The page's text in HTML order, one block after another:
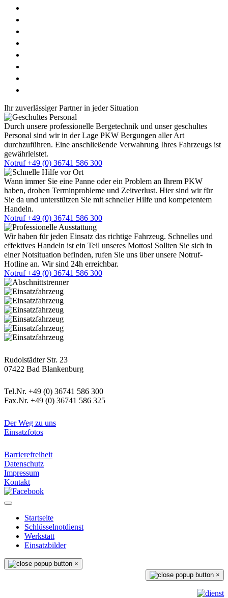
Ihr zuverlässiger Partner in jeder Situation
Durch unsere professionelle Bergetechnik und unser geschultes
Personal sind wir in der Lage PKW Bergungen aller Art
durchzuführen. Eine anschließende Verwahrung Ihres Fahrzeugs ist
gewährleistet.
Notruf +49 (0) 36741 586 300
Wann immer Sie eine Panne oder ein Problem an Ihrem PKW
haben, drohen Terminprobleme und Zeitverlust. Hier sind wir für
Sie da und unterstützen Sie mit schneller Hilfe und kompetentem
Handeln.
Notruf +49 (0) 36741 586 300
Wir haben für jeden Einsatz das richtige Fahrzeug. Schnelles und
effektives Handeln ist ein Teil unseres Mottos! Sollten Sie sich in
einer Notsituation befinden, rufen Sie uns über unsere Notruf-
Hotline an. Wir sind 24h erreichbar.
Notruf +49 (0) 36741 586 300
Rudolstädter Str. 23
07422 Bad Blankenburg
Tel.Nr. +49 (0) 36741 586 300
Fax.Nr. +49 (0) 36741 586 325
Der Weg zu uns
Einsatzfotos
Barrierefreiheit
Datenschutz
Impressum
Kontakt
Startseite
Schlüsselnotdienst
Werkstatt
Einsatzbilder
×
×